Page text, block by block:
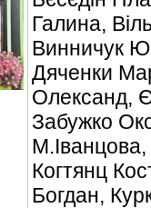
Галина,
Винничук
Дяченки
Олександ,
Забужко
Когтянц
Богдан,